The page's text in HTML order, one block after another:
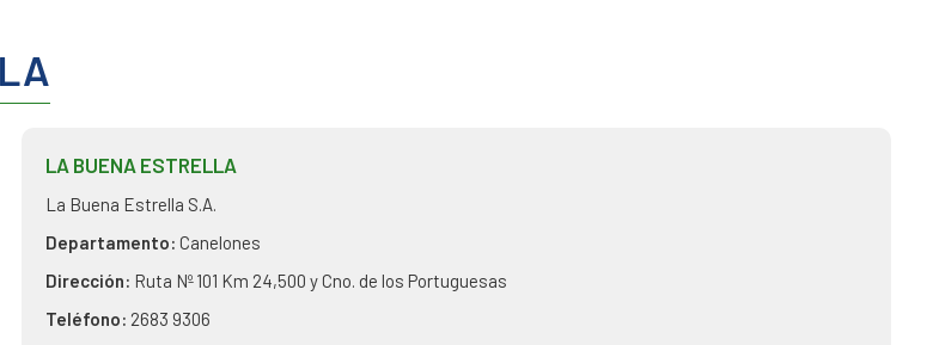
LA BUENA ESTRELLA
La Buena Estrella S.A.
Departamento: Canelones
Dirección: Ruta Nº 101 Km 24,500 y Cno. de los Portuguesas
Teléfono: 2683 9306